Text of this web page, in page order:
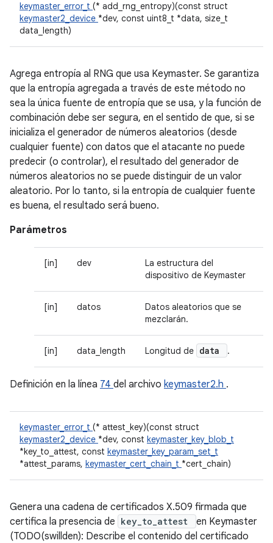
keymaster_error_t (* add_rng_entropy)(const struct
keymaster2_device *dev, const uint8_t *data, size_t
data_length)
Agrega entropía al RNG que usa Keymaster. Se garantiza
que la entropía agregada a través de este método no
sea la única fuente de entropía que se usa, y la función de
combinación debe ser segura, en el sentido de que, si se
inicializa el generador de números aleatorios (desde
cualquier fuente) con datos que el atacante no puede
predecir (o controlar), el resultado del generador de
números aleatorios no se puede distinguir de un valor
aleatorio. Por lo tanto, si la entropía de cualquier fuente
es buena, el resultado será bueno.
Parámetros
[in] dev
La estructura del
dispositivo de Keymaster
[in] datos
Datos aleatorios que se
mezclarán.
[in] data_length Longitud de data .
Definición en la línea 74 del archivo keymaster2.h .
keymaster_error_t (* attest_key)(const struct
keymaster2_device *dev, const keymaster_key_blob_t
*key_to_attest, const keymaster_key_param_set_t
*attest_params, keymaster_cert_chain_t *cert_chain)
Genera una cadena de certificados X.509 firmada que
certifica la presencia de key_to_attest
en Keymaster
(TODO(swillden): Describe el contenido del certificado